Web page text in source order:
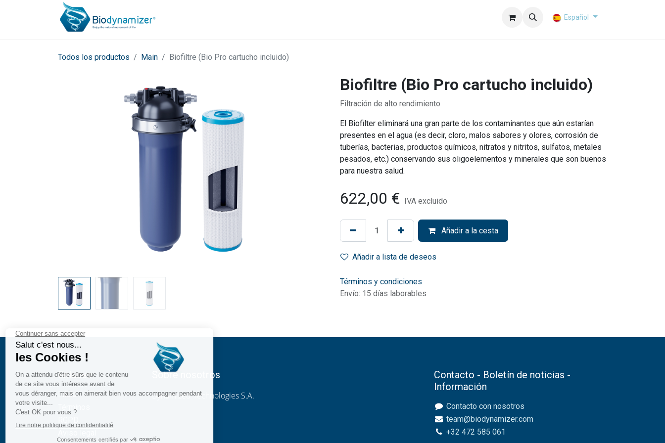
Español
Todos los productos Main Biofiltre (Bio Pro cartucho incluido)
Biofiltre (Bio Pro cartucho incluido)
Filtración de alto rendimiento
El Biofilter eliminará una gran parte de los contaminantes que aún estarían
presentes en el agua (es decir, cloro, malos sabores y olores, corrosión de
tuberías, bacterias, productos químicos, nitratos y nitritos, sulfatos, metales
pesados, etc.) conservando sus oligoelementos y minerales que son buenos
para nuestra salud.
622,00 € IVA excluido
Añadir a la cesta
Añadir a lista de deseos
Términos y condiciones
Envío: 15 días laborables
Enlaces
Inicio
Términos
Sobre nosotros
Dynamized Technologies S.A.
Contacto - Boletín de noticias -
Información
Contacto con nosotros
team@biodynamizer.com
+32 472 585 061